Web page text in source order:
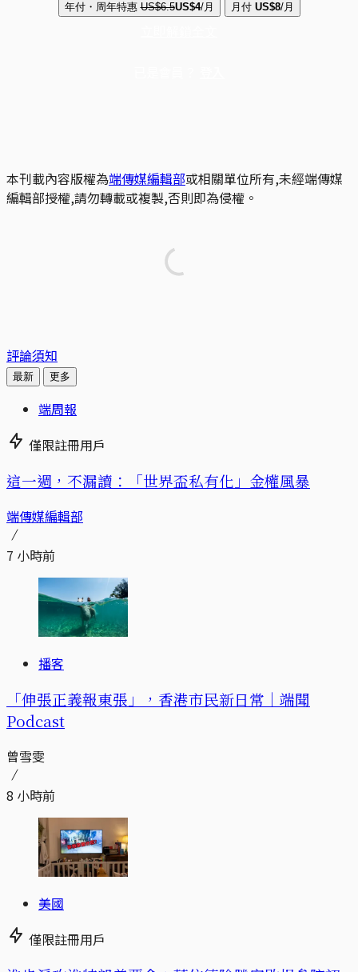
年付・周年特惠 US$6.5US$4/月 月付 US$8/月
本刊載內容版權為端傳媒編輯部或相關單位所有,未經端傳媒
編輯部授權,請勿轉載或複製,否則即為侵權。
評論須知
最新 更多
端周報
僅限註冊用戶
這一週，不漏讀：「世界盃私有化」金權風暴
端傳媒編輯部
7 小時前
播客
「伸張正義報東張」，香港市民新日常｜端聞
Podcast
曾雪雯
8 小時前
美國
僅限註冊用戶